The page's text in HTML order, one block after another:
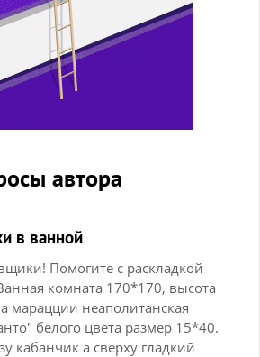
автора
в ванной
Помогите с раскладкой
комната 170*170, высота
марацции неаполитанская
белого цвета размер 15*40.
кабанчик а сверху гладкий